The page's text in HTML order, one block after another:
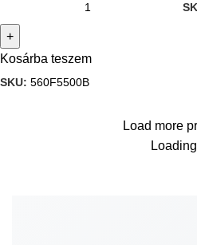
Kosárba teszem
SKU: 560F5500B
Load more